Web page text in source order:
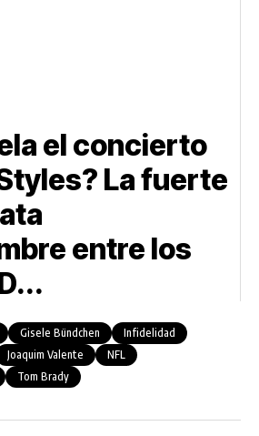
el concierto
La fuerte
entre los
Gisele Bündchen
Infidelidad
Joaquim Valente
NFL
Tom Brady